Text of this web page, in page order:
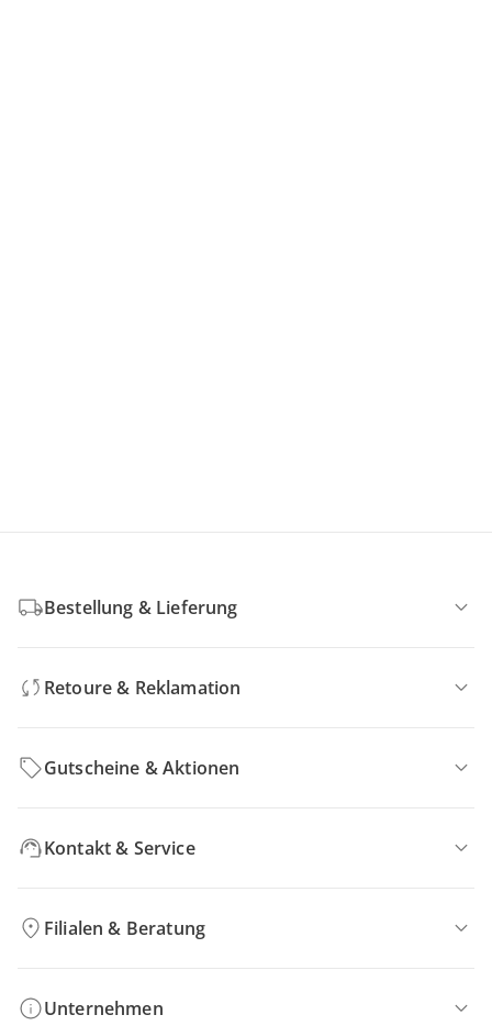
Bestellung & Lieferung
Retoure & Reklamation
Gutscheine & Aktionen
Kontakt & Service
Filialen & Beratung
Unternehmen